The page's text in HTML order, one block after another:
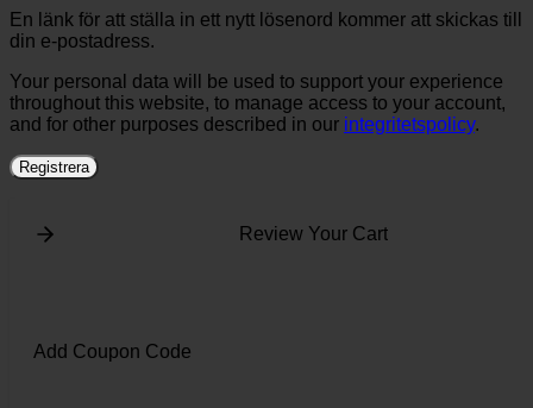
En länk för att ställa in ett nytt lösenord kommer att skickas till
din e-postadress.
Your personal data will be used to support your experience
throughout this website, to manage access to your account,
and for other purposes described in our integritetspolicy.
Registrera
Review Your Cart
Add Coupon Code